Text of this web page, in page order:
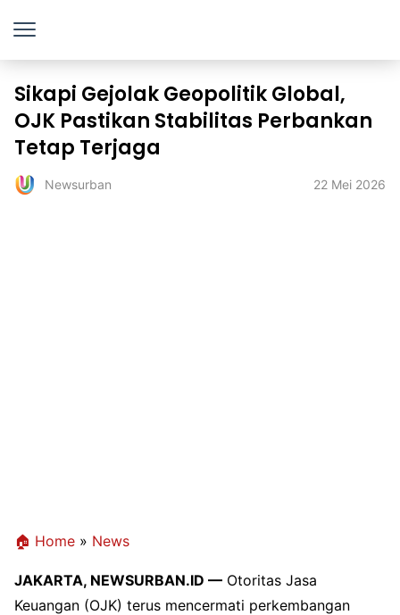
Sikapi Gejolak Geopolitik Global,
OJK Pastikan Stabilitas Perbankan
Tetap Terjaga
Newsurban 22 Mei 2026
🏠 Home » News
JAKARTA, NEWSURBAN.ID — Otoritas Jasa
Keuangan (OJK) terus mencermati perkembangan